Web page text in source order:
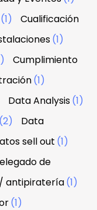
(1)
Cualificación
(1)
Cumplimiento
(1)
Data Analysis(1)
(2)
Data
sell out (1)
de
antipiratería(1)
(1)